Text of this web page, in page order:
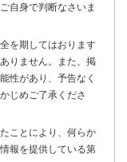
自身で判断なさいま
を期してはおります
りません。また、掲
性があり、予告なく
じめご了承くださ
ことにより、何らか
報を提供している第